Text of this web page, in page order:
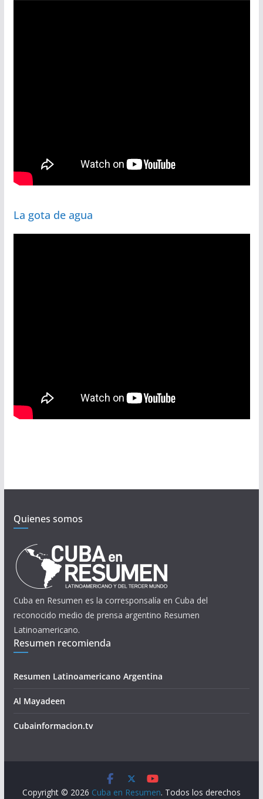
La gota de agua
Quienes somos
Cuba en Resumen es la corresponsalía en Cuba del
reconocido medio de prensa argentino Resumen
Latinoamericano.
Resumen recomienda
Resumen Latinoamericano Argentina
Al Mayadeen
Cubainformacion.tv
Copyright © 2026 Cuba en Resumen. Todos los derechos